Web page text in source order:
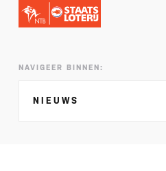
NAVIGEER BINNEN:
NIEUWS